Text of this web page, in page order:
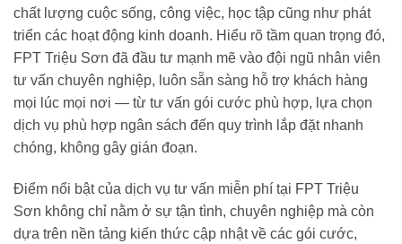
chất lượng cuộc sống, công việc, học tập cũng như phát
triển các hoạt động kinh doanh. Hiểu rõ tầm quan trọng đó,
FPT Triệu Sơn đã đầu tư mạnh mẽ vào đội ngũ nhân viên
tư vấn chuyên nghiệp, luôn sẵn sàng hỗ trợ khách hàng
mọi lúc mọi nơi — từ tư vấn gói cước phù hợp, lựa chọn
dịch vụ phù hợp ngân sách đến quy trình lắp đặt nhanh
chóng, không gây gián đoạn.
Điểm nổi bật của dịch vụ tư vấn miễn phí tại FPT Triệu
Sơn không chỉ nằm ở sự tận tình, chuyên nghiệp mà còn
dựa trên nền tảng kiến thức cập nhật về các gói cước,